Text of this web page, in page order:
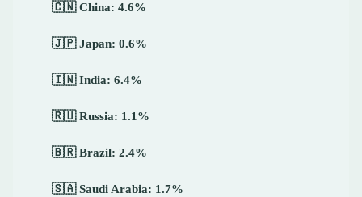
🇨🇳 China: 4.6%
🇯🇵 Japan: 0.6%
🇮🇳 India: 6.4%
🇷🇺 Russia: 1.1%
🇧🇷 Brazil: 2.4%
🇸🇦 Saudi Arabia: 1.7%